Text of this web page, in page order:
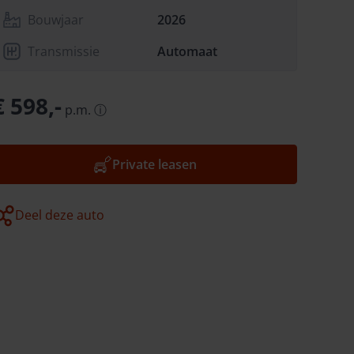
Bouwjaar
2026
Transmissie
Automaat
598,- p.m. ⓘ
Private leasen
Deel deze auto